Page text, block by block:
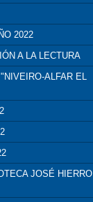
2022
A LA LECTURA
ALFAR EL
JOSÉ HIERRO